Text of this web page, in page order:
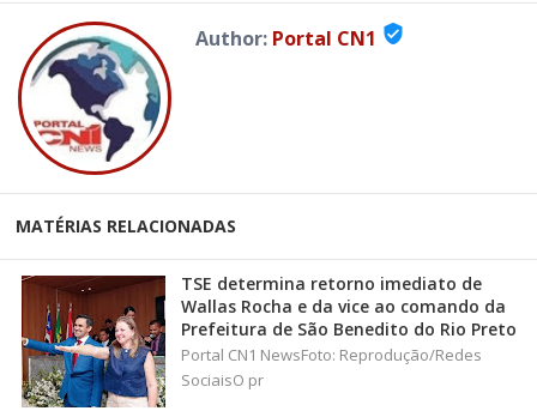
Author: Portal CN1 verified_user
MATÉRIAS RELACIONADAS
TSE determina retorno imediato de
Wallas Rocha e da vice ao comando da
Prefeitura de São Benedito do Rio Preto
Portal CN1 NewsFoto: Reprodução/Redes
SociaisO pr